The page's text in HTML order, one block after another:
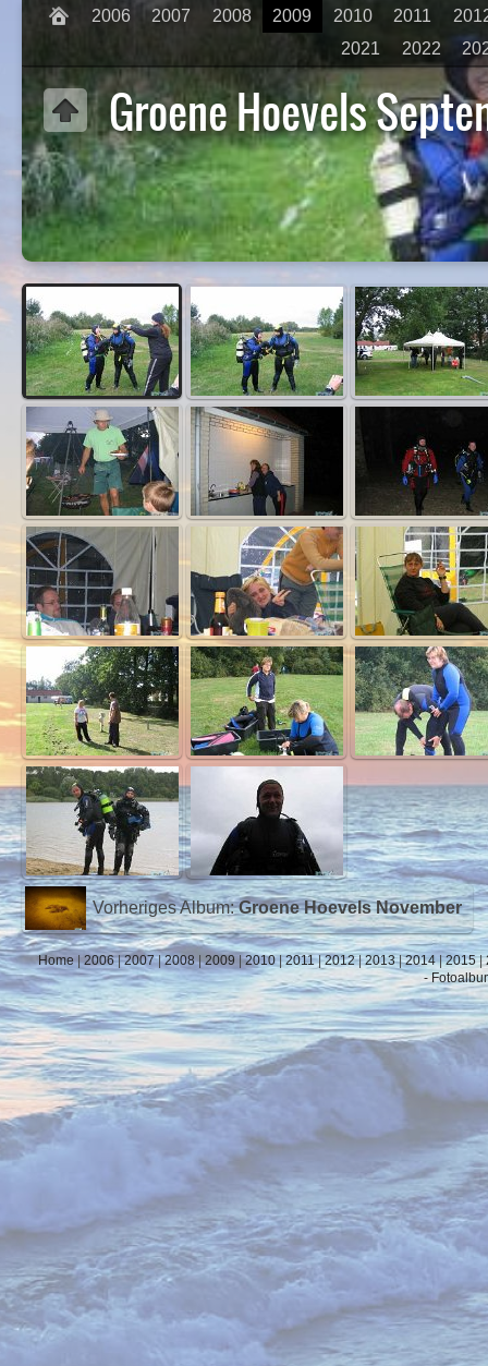
2006 2007 2008 2009 2010 2011
2021
2022
Groene Hoevels
Vorheriges Album:Groene Hoevels November
Home |2006|2007|2008|2009 |2010|2011|2012|2013|2014 |2015|
-